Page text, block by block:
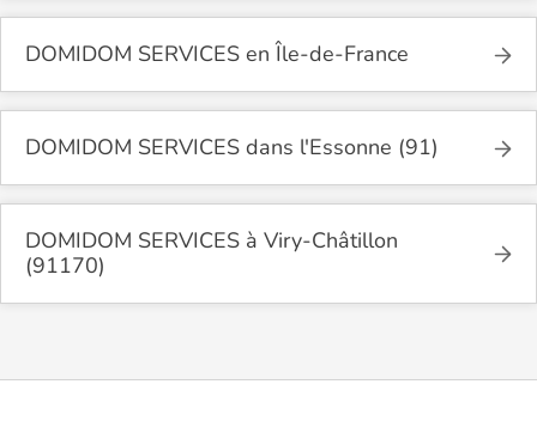
DOMIDOM SERVICES en Île-de-France
DOMIDOM SERVICES dans l'Essonne (91)
DOMIDOM SERVICES à Viry-Châtillon
(91170)